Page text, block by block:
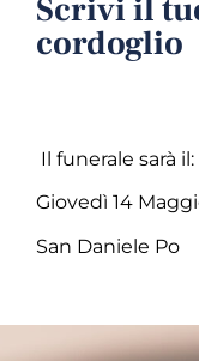
Scrivi il
cordoglio
Il funerale sarà il:
Giovedì 14
San Daniele Po